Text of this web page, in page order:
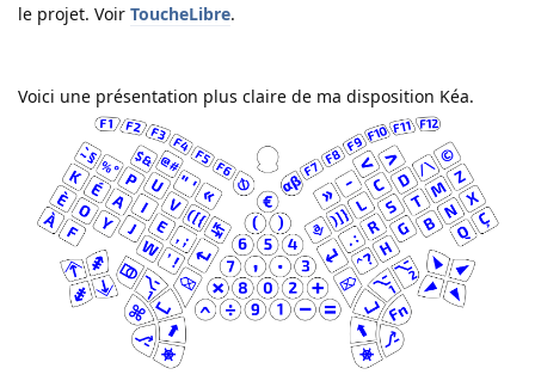
le projet. Voir ToucheLibre.
Voici une présentation plus claire de ma disposition Kéa.